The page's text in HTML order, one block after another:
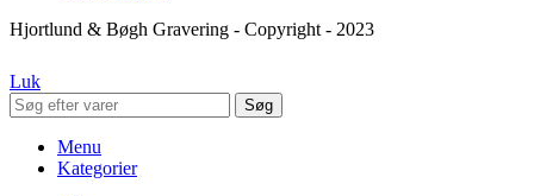
Hjortlund & Bøgh Gravering - Copyright - 2023
Luk
Søg
Menu
Kategorier